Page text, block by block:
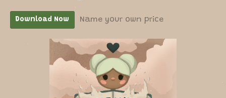
Download Now Name your own price